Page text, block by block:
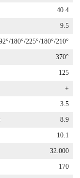
40.4
9.5
180°/225°/180°/210°
370°
125
+
3.5
8.9
10.1
32.000
170